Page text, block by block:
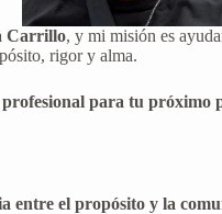
Carrillo, y mi misión es
rigor y alma.
profesional para tu próximo
entre el propósito y la